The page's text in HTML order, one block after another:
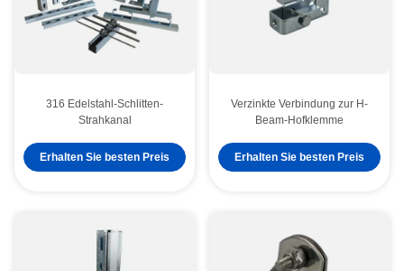
316 Edelstahl-Schlitten-
Strahkanal
Erhalten Sie besten Preis
Verzinkte Verbindung zur H-
Beam-Hofklemme
Erhalten Sie besten Preis